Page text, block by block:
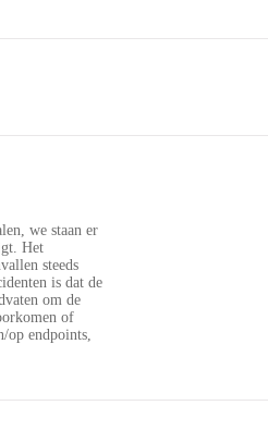
we staan er
Het
steeds
is dat de
om de
of
op endpoints,